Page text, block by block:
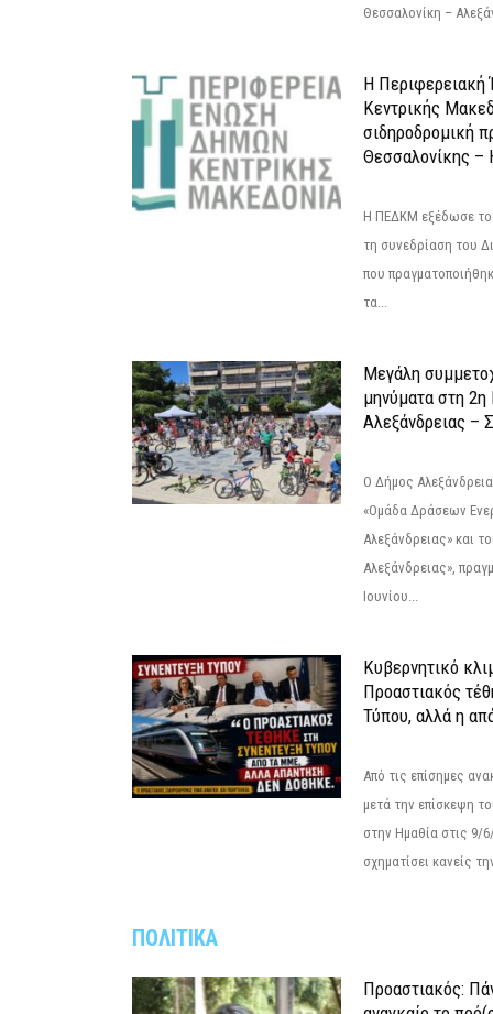
Θεσσαλονίκη –
Η
Κεντρικής
σιδηροδρομική
Θεσσαλονίκης –
Η ΠΕΔΚΜ εξέδωσε το
τη συνεδρίαση του
που
τα...
Μεγάλη
μηνύματα στη
Αλεξάνδρειας –
Ο Δήμος
«Ομάδα Δράσεων
Αλεξάνδρειας» και
Αλεξάνδρειας»,
Ιουνίου...
Κυβερνητικό
Προαστιακός
Τύπου, αλλά η
Από τις επίσημες
μετά την επίσκεψη
στην Ημαθία στις 9/
σχηματίσει κανείς
ΠΟΛΙΤΙΚΑ
Προαστιακός: